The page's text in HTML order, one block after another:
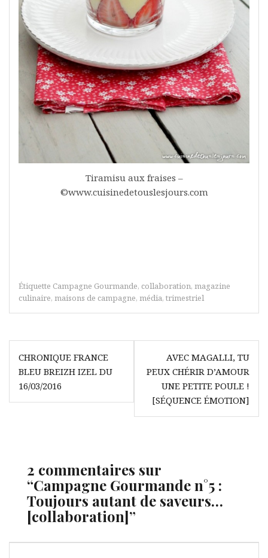
Tiramisu aux fraises –
©www.cuisinedetouslesjours.com
Étiquette Campagne Gourmande, collaboration, magazine
culinaire, maisons de campagne, média, trimestriel
Navigation
de
l’article
CHRONIQUE FRANCE
BLEU BREIZH IZEL DU
16/03/2016
AVEC MAGALLI, TU
PEUX CHÉRIR D’AMOUR
UNE PETITE POULE !
[SÉQUENCE ÉMOTION]
2 commentaires sur
“Campagne Gourmande n°5 :
Toujours autant de saveurs…
[collaboration]”